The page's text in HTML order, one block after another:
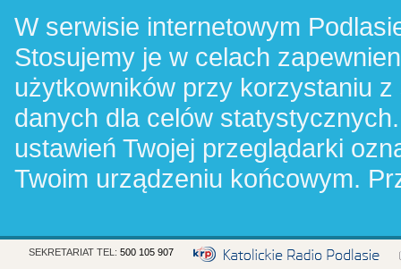
W serwisie internetowym
Stosujemy je w celach
użytkowników przy korzystaniu
danych dla celów
ustawień Twojej przeglądarki
Twoim urządzeniu końcowym.
SEKRETARIAT TEL: 500 105 907